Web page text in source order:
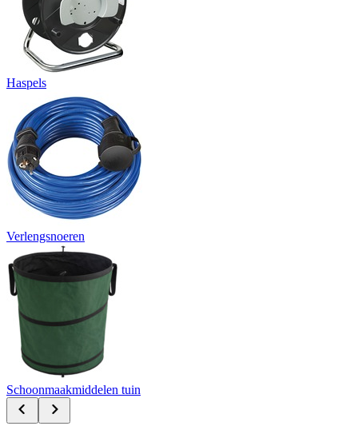
Haspels
Verlengsnoeren
Schoonmaakmiddelen tuin